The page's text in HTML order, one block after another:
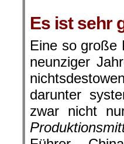
Es ist sehr
Eine so große
neunziger
darunter
zwar nicht